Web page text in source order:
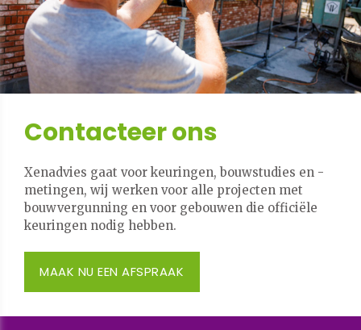
Contacteer ons
Xenadvies gaat voor keuringen, bouwstudies en -
metingen, wij werken voor alle projecten met
bouwvergunning en voor gebouwen die officiële
keuringen nodig hebben.
MAAK NU EEN AFSPRAAK